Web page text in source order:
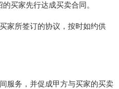
买家先行达成买卖合同。
所签订的协议，按时如约供
务，并促成甲方与买家的买卖